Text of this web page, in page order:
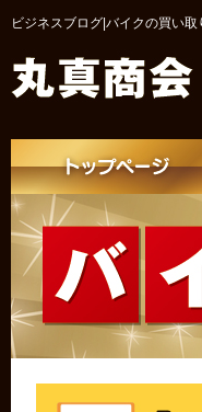
ビジネスブログ|バイクの買い